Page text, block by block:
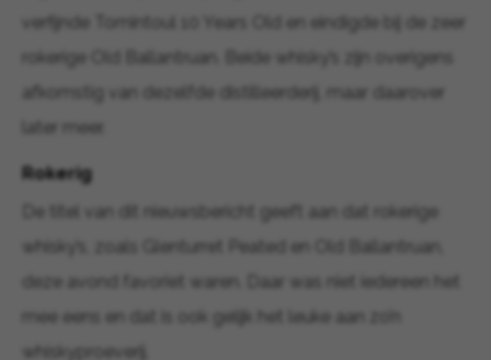
verfijnde Tomintoul 10 Years Old en eindigde bij de zeer
rokerige Old Ballantruan. Beide whisky’s zijn overigens
afkomstig van dezelfde distilleerderij, maar daarover
later meer.
Rokerig
De titel van dit nieuwsbericht geeft aan dat rokerige
whisky’s, zoals Glenturret Peated en Old Ballantruan,
deze avond favoriet waren. Daar was niet iedereen het
mee eens en dat is ook gelijk het leuke aan zo’n
whiskyproeverij.